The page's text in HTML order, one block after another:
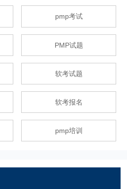
pmp考试
PMP试题
软考试题
软考报名
pmp培训